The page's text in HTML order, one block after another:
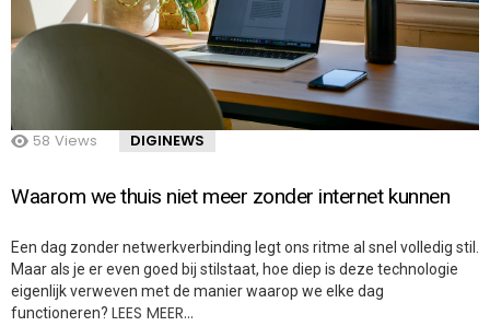
58 Views DIGINEWS
Waarom we thuis niet meer zonder internet kunnen
Een dag zonder netwerkverbinding legt ons ritme al snel volledig stil.
Maar als je er even goed bij stilstaat, hoe diep is deze technologie
eigenlijk verweven met de manier waarop we elke dag
functioneren? LEES MEER…